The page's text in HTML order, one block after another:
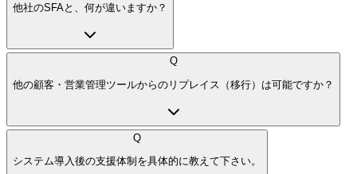
他社のSFAと、何が違いますか？
Q
他の顧客・営業管理ツールからのリプレイス（移行）は可能ですか？
Q
システム導入後の支援体制を具体的に教えて下さい。